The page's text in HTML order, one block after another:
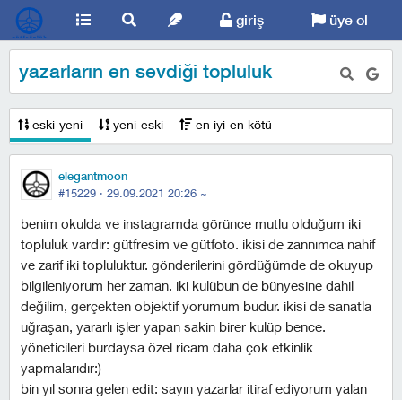
giriş üye ol
yazarların en sevdiği topluluk
eski-yeni yeni-eski en iyi-en kötü
elegantmoon
#15229 · 29.09.2021 20:26 ~
benim okulda ve instagramda görünce mutlu olduğum iki
topluluk vardır: gütfresim ve gütfoto. i̇kisi de zannımca nahif
ve zarif iki topluluktur. gönderilerini gördüğümde de okuyup
bilgileniyorum her zaman. i̇ki kulübun de bünyesine dahil
değilim, gerçekten objektif yorumum budur. i̇kisi de sanatla
uğraşan, yararlı işler yapan sakin birer kulüp bence.
yöneticileri burdaysa özel ricam daha çok etkinlik
yapmalarıdır:)
bin yıl sonra gelen edit: sayın yazarlar itiraf ediyorum yalan